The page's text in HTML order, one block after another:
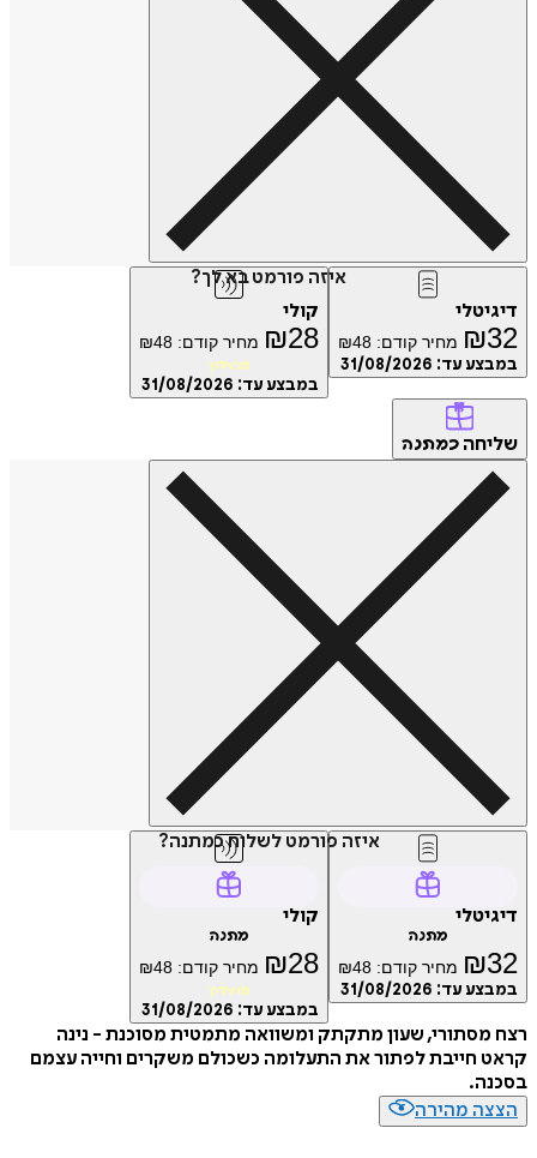
איזה פורמט בא לך?
₪ מחיר קודם: ₪48
עד:31/08/2026
₪ 28 מחיר קודם: ₪48
במבצע עד:31/08/2026
כמתנה
איזה פורמט לשלוח כמתנה?
₪ מחיר קודם: ₪48
עד:31/08/2026
₪ 28 מחיר קודם: ₪48
במבצע עד:31/08/2026
שעון מתקתק ומשוואה מתמטית מסוכנת - נינה
חייבת לפתור את התעלומה כשכולם משקרים וחייה עצמם
מהירה